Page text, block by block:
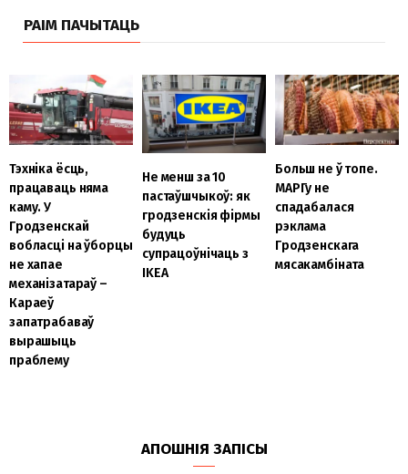
РАІМ ПАЧЫТАЦЬ
Тэхніка ёсць,
працаваць няма
каму. У
Гродзенскай
вобласці на ўборцы
не хапае
механізатараў –
Караеў
запатрабаваў
вырашыць
праблему
Не менш за 10
пастаўшчыкоў: як
гродзенскія фірмы
будуць
супрацоўнічаць з
IKEA
Больш не ў топе.
МАРГу не
спадабалася
рэклама
Гродзенскага
мясакамбіната
АПОШНІЯ ЗАПІСЫ